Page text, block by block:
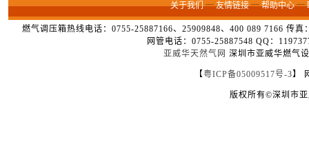
关于我们┈友情链接┈帮助中心┈
燃气调压箱热线电话：0755-25887166、25909848、400 089 7166 传
网管电话：0755-25887548 QQ：
亚威华天然气网 深圳市亚威华燃气
【粤ICP备05009517号-3】
版权所有©深圳市